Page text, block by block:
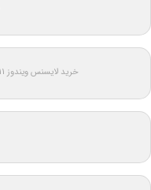
خرید لایسنس ویندوز 11: نسخه قانونی Windows 11 اورجینال